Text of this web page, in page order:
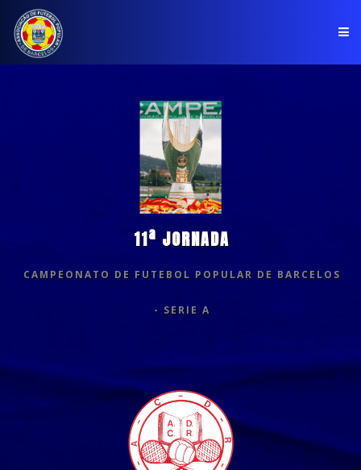
CLUBES
11ª JORNADA
CAMPEONATO DE FUTEBOL POPULAR DE BARCELOS
- SERIE A